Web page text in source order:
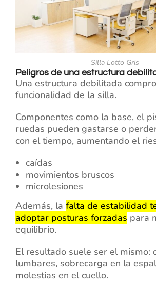
Silla Lotto Gris
Peligros de una estructura
Una estructura debilitada
funcionalidad de la silla.
Componentes como la base, el
ruedas pueden gastarse o
con el tiempo, aumentando el
caídas
movimientos bruscos
microlesiones
Además, la falta de estabilidad
adoptar posturas forzadas para
equilibrio.
El resultado suele ser el mismo:
lumbares, sobrecarga en la
molestias en el cuello.